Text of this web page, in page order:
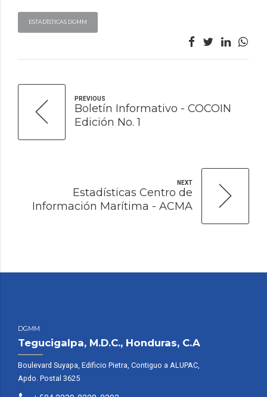
ESTADÍSTICAS DGMM
PREVIOUS
Boletín Informativo - COCOIN
Edición No. 1
NEXT
Estadísticas Centro de
Información Marítima - ACMA
DGMM
Tegucigalpa, M.D.C., Honduras, C.A
Boulevard Suyapa, Edificio Pietra, Contiguo a ALUPAC,
Apdo. Postal 3625